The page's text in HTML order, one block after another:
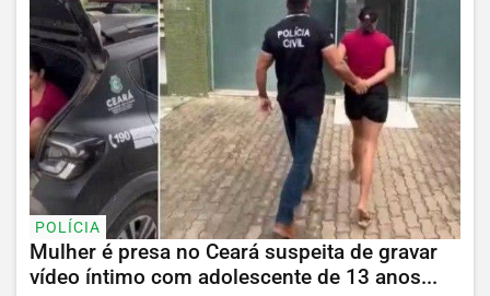
POLÍCIA
Mulher é presa no Ceará suspeita de gravar
vídeo íntimo com adolescente de 13 anos...